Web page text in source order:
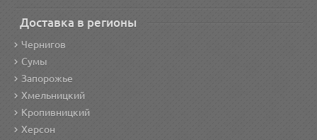
Доставка в регионы
Чернигов
Сумы
Запорожье
Хмельницкий
Кропивницкий
Херсон